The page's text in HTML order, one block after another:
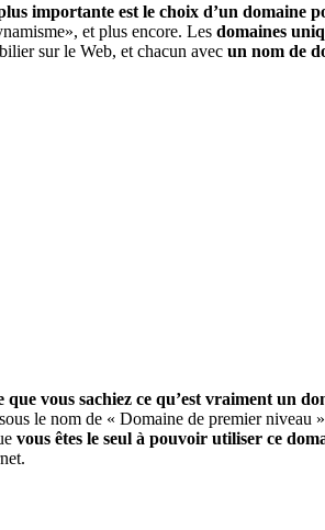
importante est le choix d’un domaine
et plus encore. Les domaines
sur le Web, et chacun avec un nom de
que vous sachiez ce qu’est vraiment un
le nom de « Domaine de premier
vous êtes le seul à pouvoir utiliser ce